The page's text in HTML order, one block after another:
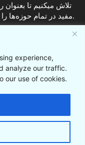
experience,
analyze our traffic.
our use of cookies.
تلاش میکنیم تا
مفید در تمام حوزه‌ها را به اطلاع جامعه فارسی‌زبان کانادا برسانیم.
© © پیکوبینو اخبار